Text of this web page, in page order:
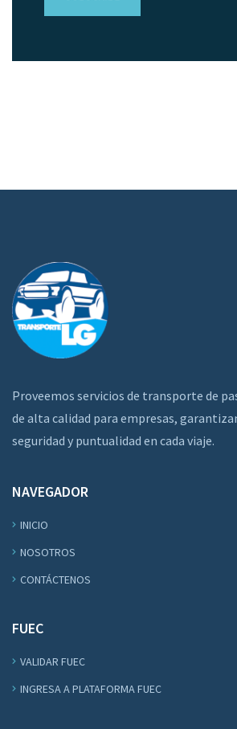
Proveemos servicios de transporte de
de alta calidad para empresas,
seguridad y puntualidad en cada viaje.
NAVEGADOR
INICIO
NOSOTROS
CONTÁCTENOS
FUEC
VALIDAR FUEC
INGRESA A PLATAFORMA FUEC